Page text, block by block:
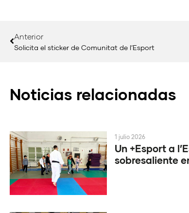
Anterior
Solicita el sticker de Comunitat de l’Esport
Noticias relacionadas
Un +Esport a
sobresaliente
1 julio 2026